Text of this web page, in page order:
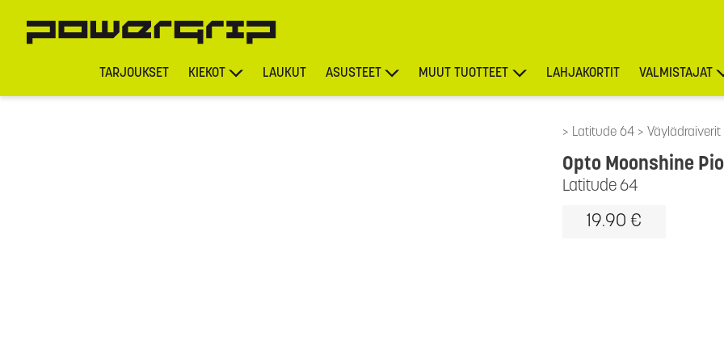
TARJOUKSET KIEKOT LAUKUT ASUSTEET MUUT TUOTTEET LAHJAKORTIT VALMISTAJAT
Latitude 64 Väylädraiverit
Latitude 64
Opto Moonshine
19.90 €